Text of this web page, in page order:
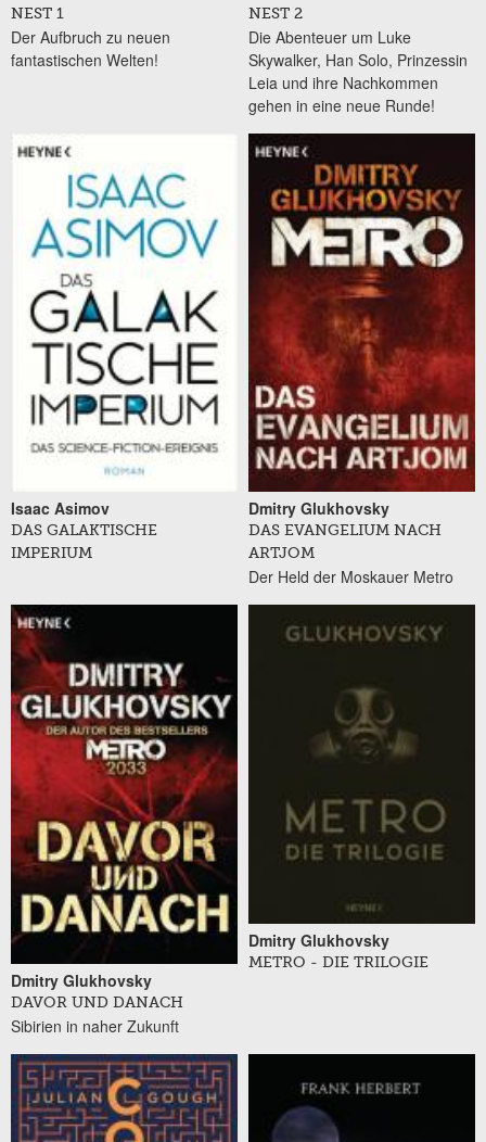
NEST 1
Der Aufbruch zu neuen
fantastischen Welten!
NEST 2
Die Abenteuer um Luke
Skywalker, Han Solo, Prinzessin
Leia und ihre Nachkommen
gehen in eine neue Runde!
Isaac Asimov
DAS GALAKTISCHE
IMPERIUM
Dmitry Glukhovsky
DAS EVANGELIUM NACH
ARTJOM
Der Held der Moskauer Metro
Dmitry Glukhovsky
DAVOR UND DANACH
Sibirien in naher Zukunft
Dmitry Glukhovsky
METRO - DIE TRILOGIE